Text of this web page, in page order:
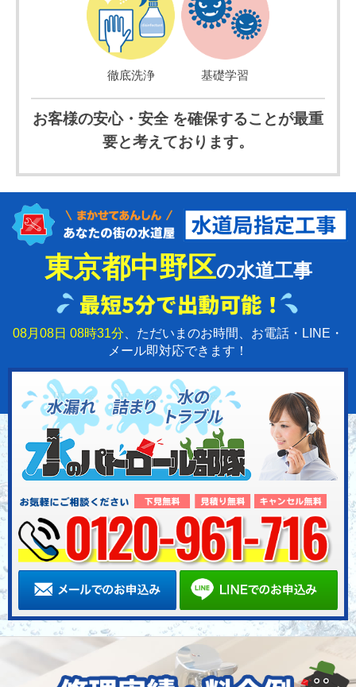
徹底洗浄 基礎学習
お客様の安心・安全 を確保することが最重
要と考えております。
東京都中野区の水道工事
08月08日 08時31分 、ただいまのお時間、お電話・LINE・
メール即対応できます！